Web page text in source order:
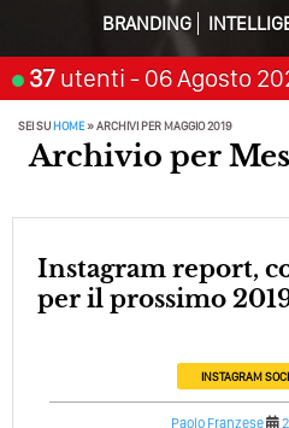
Perché Pubblicare Non Basta
Solo
Perché Non Guadagni Sui
Tutto
Quali Sono Gli Errori Della
Come Promuoversi Nel
L’Accademia
BRANDING
37 utenti - 06 Agosto
premia chi aspetta,
SEI SUHOME»ARCHIVI PER MAGGIO 2019
Archivio per
Instagram report, cosa devi sapere
per il prossimo
INSTAGRAM
Paolo Franzese